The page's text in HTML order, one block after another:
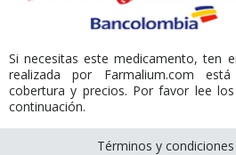
Si necesitas este medicamento, ten
realizada por Farmalium.com
cobertura y precios. Por favor lee
continuación.
Términos y